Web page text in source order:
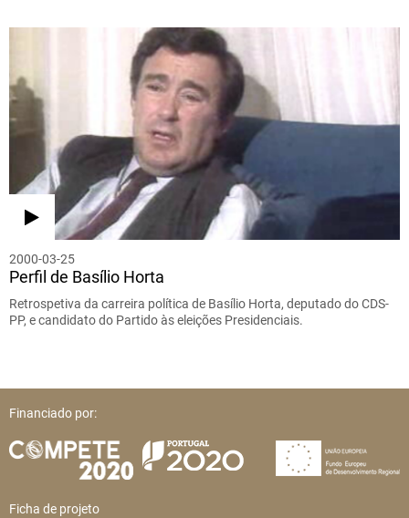
2000-03-25
Perfil de Basílio Horta
Retrospetiva da carreira política de Basílio Horta, deputado do CDS-
PP, e candidato do Partido às eleições Presidenciais.
Financiado por:
Ficha de projeto